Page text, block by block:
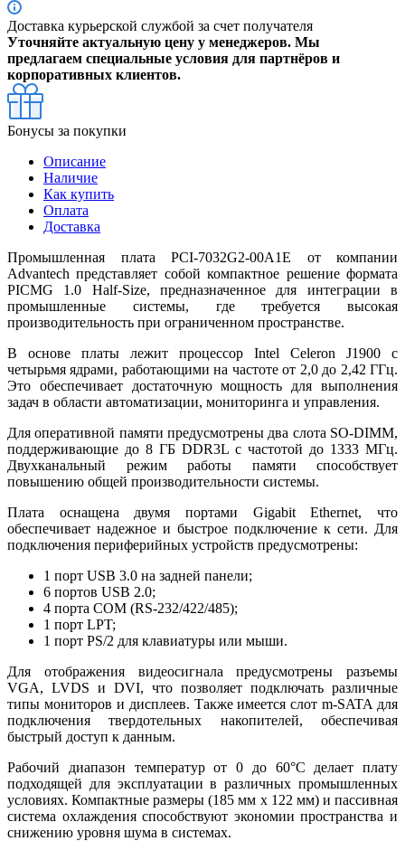
Доставка курьерской службой за счет получателя
Уточняйте актуальную цену у менеджеров. Мы
предлагаем специальные условия для партнёров и
корпоративных клиентов.
Бонусы за покупки
Описание
Наличие
Как купить
Оплата
Доставка
Промышленная плата PCI-7032G2-00A1E от компании
Advantech представляет собой компактное решение формата
PICMG 1.0 Half-Size, предназначенное для интеграции в
промышленные системы, где требуется высокая
производительность при ограниченном пространстве.
В основе платы лежит процессор Intel Celeron J1900 с
четырьмя ядрами, работающими на частоте от 2,0 до 2,42 ГГц.
Это обеспечивает достаточную мощность для выполнения
задач в области автоматизации, мониторинга и управления.
Для оперативной памяти предусмотрены два слота SO-DIMM,
поддерживающие до 8 ГБ DDR3L с частотой до 1333 МГц.
Двухканальный режим работы памяти способствует
повышению общей производительности системы.
Плата оснащена двумя портами Gigabit Ethernet, что
обеспечивает надежное и быстрое подключение к сети. Для
подключения периферийных устройств предусмотрены:
1 порт USB 3.0 на задней панели;
6 портов USB 2.0;
4 порта COM (RS-232/422/485);
1 порт LPT;
1 порт PS/2 для клавиатуры или мыши.
Для отображения видеосигнала предусмотрены разъемы
VGA, LVDS и DVI, что позволяет подключать различные
типы мониторов и дисплеев. Также имеется слот m-SATA для
подключения твердотельных накопителей, обеспечивая
быстрый доступ к данным.
Рабочий диапазон температур от 0 до 60°C делает плату
подходящей для эксплуатации в различных промышленных
условиях. Компактные размеры (185 мм x 122 мм) и пассивная
система охлаждения способствуют экономии пространства и
снижению уровня шума в системах.